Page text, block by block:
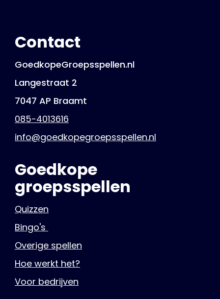
Contact
GoedkopeGroepsspellen.nl
Langestraat 2
7047 AP Braamt
085-4013616
info@goedkopegroepsspellen.nl
Goedkope
groepsspellen
Quizzen
Bingo's
Overige spellen
Hoe werkt het?
Voor bedrijven